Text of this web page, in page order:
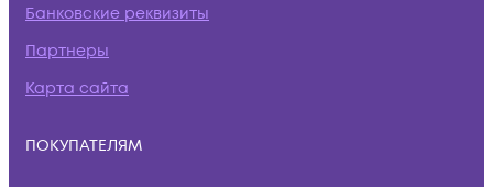
Банковские реквизиты
Партнеры
Карта сайта
ПОКУПАТЕЛЯМ